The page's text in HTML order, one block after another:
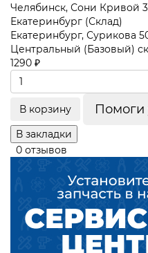
Челябинск, Сони Кривой
Екатеринбург (Склад)
Екатеринбург, Сурикова
Центральный (Базовый)
1290 ₽
В корзину Помоги
В закладки
0 отзывов